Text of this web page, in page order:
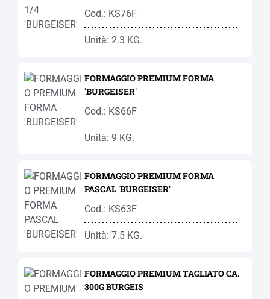
Cod.: KS76F
Unità: 2.3 KG.
FORMAGGIO PREMIUM FORMA
'BURGEISER'
Cod.: KS66F
Unità: 9 KG.
FORMAGGIO PREMIUM FORMA
PASCAL 'BURGEISER'
Cod.: KS63F
Unità: 7.5 KG.
FORMAGGIO PREMIUM TAGLIATO CA.
300G BURGEIS